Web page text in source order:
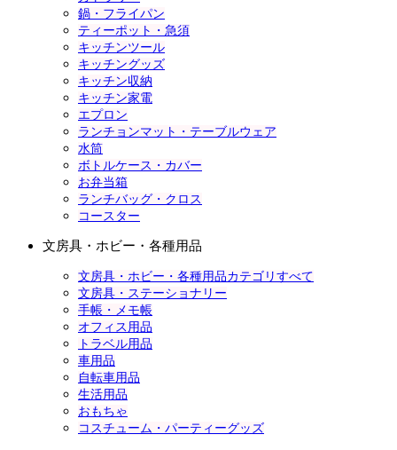
鍋・フライパン
ティーポット・急須
キッチンツール
キッチングッズ
キッチン収納
キッチン家電
エプロン
ランチョンマット・テーブルウェア
水筒
ボトルケース・カバー
お弁当箱
ランチバッグ・クロス
コースター
文房具・ホビー・各種用品
文房具・ホビー・各種用品カテゴリすべて
文房具・ステーショナリー
手帳・メモ帳
オフィス用品
トラベル用品
車用品
自転車用品
生活用品
おもちゃ
コスチューム・パーティーグッズ